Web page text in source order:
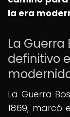
la era
La Guerra
definitivo
La Guerra
1869, marcó